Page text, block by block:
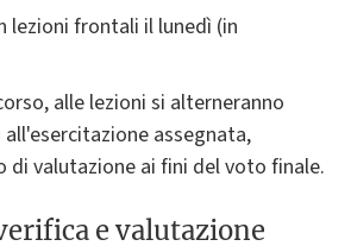
lezioni frontali il lunedì (in
alle lezioni si alterneranno
assegnata,
di valutazione ai fini del voto finale.
e valutazione